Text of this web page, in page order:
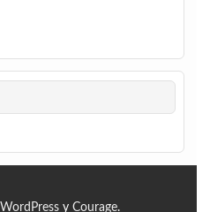
WordPressy Courage.